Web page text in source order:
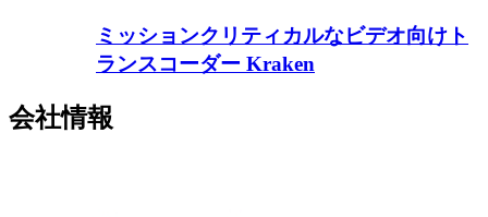
ミッションクリティカルなビデオ向けト
ランスコーダー Kraken
会社情報